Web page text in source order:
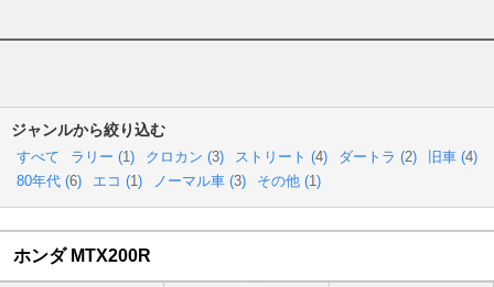
ジャンルから絞り込む
すべて ラリー (1) クロカン (3) ストリート (4) ダートラ (2) 旧車 (4)
80年代 (6) エコ (1) ノーマル車 (3) その他 (1)
ホンダ MTX200R